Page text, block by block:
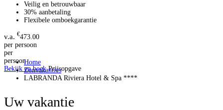
Veilig en betrouwbaar
30% aanbetaling
Flexibele omboekgarantie
€473.00
per persoon
per
persoon
Bekijk en boek Prijsopgave
Home
Zonvakanties
LABRANDA Riviera Hotel & Spa ****
Uw vakantie